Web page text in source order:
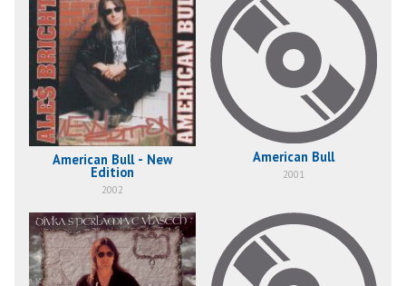
American Bull - New
Edition
2002
American Bull
2001